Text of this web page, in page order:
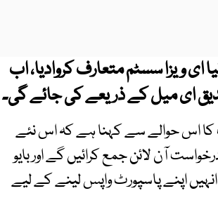
ای ویزا سسٹم متعارف کروادیا، اب
ای میل کے ذریعے کی جائے گی۔
کا اس حوالے سے کہنا ہے کہ اس نئے
آن لائن جمع کرائیں گے اور بایو
اپنے پاسپورٹ واپس لینے کے لیے